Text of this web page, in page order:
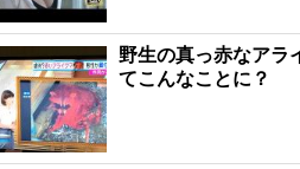
野生の真っ赤なアラ
てこんなことに？